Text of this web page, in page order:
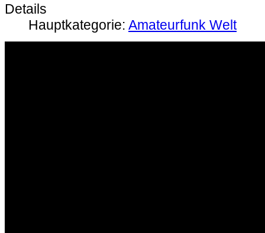
Details
Hauptkategorie: Amateurfunk Welt